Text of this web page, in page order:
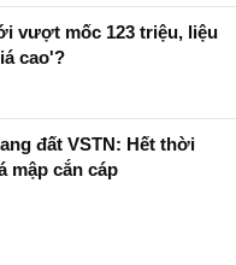
vượt mốc 123 triệu, liệu
cao'?
đất VSTN: Hết thời
mập cắn cáp